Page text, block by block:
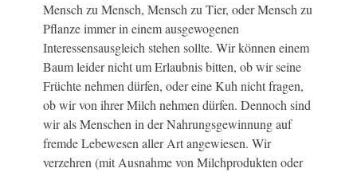
Mensch zu Mensch, Mensch zu Tier, oder Mensch zu
Pflanze immer in einem ausgewogenen
Interessensausgleich stehen sollte. Wir können einem
Baum leider nicht um Erlaubnis bitten, ob wir seine
Früchte nehmen dürfen, oder eine Kuh nicht fragen,
ob wir von ihrer Milch nehmen dürfen. Dennoch sind
wir als Menschen in der Nahrungsgewinnung auf
fremde Lebewesen aller Art angewiesen. Wir
verzehren (mit Ausnahme von Milchprodukten oder